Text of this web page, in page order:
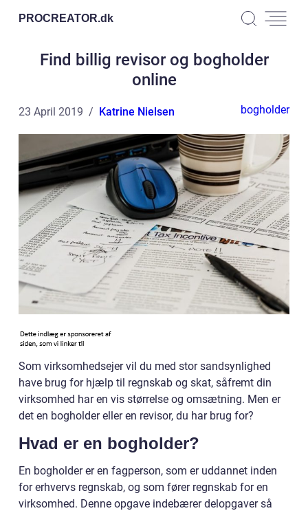
PROCREATOR.dk
Find billig revisor og bogholder
online
23 April 2019 Katrine Nielsen bogholder
Som virksomhedsejer vil du med stor sandsynlighed
have brug for hjælp til regnskab og skat, såfremt din
virksomhed har en vis størrelse og omsætning. Men er
det en bogholder eller en revisor, du har brug for?
Hvad er en bogholder?
En bogholder er en fagperson, som er uddannet inden
for erhvervs regnskab, og som fører regnskab for en
virksomhed. Denne opgave indebærer delopgaver så